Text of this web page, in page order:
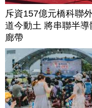
斥資157億元橋科聯
道今動土 將串聯半導
廊帶